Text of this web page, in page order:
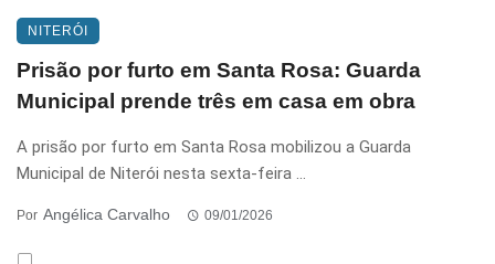
NITERÓI
Prisão por furto em Santa Rosa: Guarda
Municipal prende três em casa em obra
A prisão por furto em Santa Rosa mobilizou a Guarda
Municipal de Niterói nesta sexta-feira ...
Por Angélica Carvalho 09/01/2026